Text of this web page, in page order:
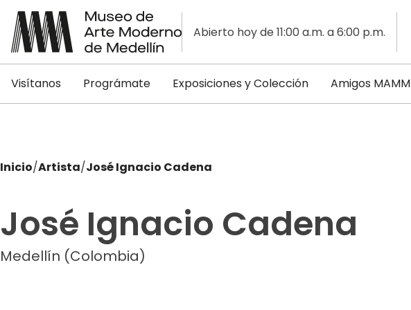
Abierto hoy de 11:00 a.m. a 6:00 p.m.
Visítanos Prográmate Exposiciones y Colección Amigos MAMM
Inicio/Artista/José Ignacio Cadena
José Ignacio Cadena
Medellín (Colombia)